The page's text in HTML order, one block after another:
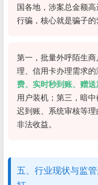
国各地，涉案总金额高
行骗，核心就是骗子的
第一，批量外呼陌生
理、信用卡办理需求
费、实时秒到账、赠
用户装机；第三，暗
迟到账、系统审核等
非法收益。
五、行业现状与监